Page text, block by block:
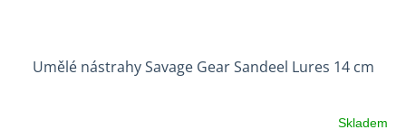
Umělé nástrahy Savage Gear Sandeel Lures 14 cm
Skladem